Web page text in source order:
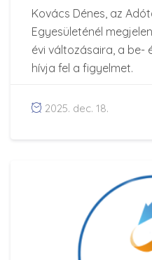
Kovács Dénes, az
Egyesületénél
évi változásaira, a be-
hívja fel a figyelmet.
2025. dec. 18.